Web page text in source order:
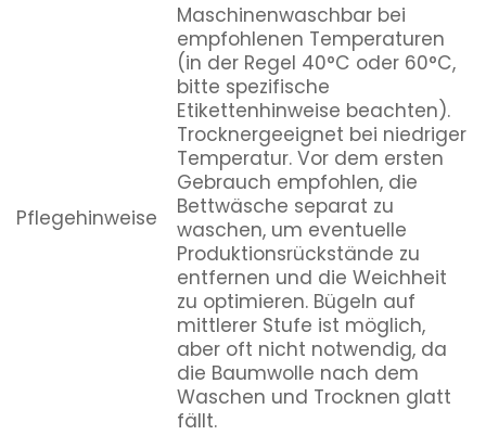
Pflegehinweise
Maschinenwaschbar bei
empfohlenen Temperaturen
(in der Regel 40°C oder 60°C,
bitte spezifische
Etikettenhinweise beachten).
Trocknergeeignet bei niedriger
Temperatur. Vor dem ersten
Gebrauch empfohlen, die
Bettwäsche separat zu
waschen, um eventuelle
Produktionsrückstände zu
entfernen und die Weichheit
zu optimieren. Bügeln auf
mittlerer Stufe ist möglich,
aber oft nicht notwendig, da
die Baumwolle nach dem
Waschen und Trocknen glatt
fällt.